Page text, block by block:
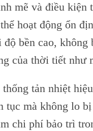
mẽ và điều kiện
hoạt động ổn
độ bền cao, không
của thời tiết như
thống tản nhiệt
tục mà không lo
chi phí bảo trì